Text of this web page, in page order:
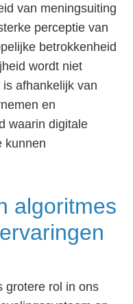
van meningsuiting
perceptie van
betrokkenheid
wordt niet
afhankelijk van
en
waarin digitale
kunnen
algoritmes
grotere rol in ons